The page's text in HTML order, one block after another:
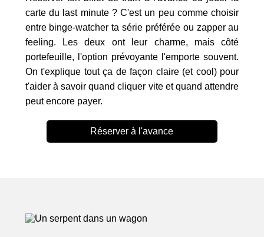
carte du last minute ? C'est un peu comme choisir
entre binge-watcher ta série préférée ou zapper au
feeling. Les deux ont leur charme, mais côté
portefeuille, l'option prévoyante l'emporte souvent.
On t'explique tout ça de façon claire (et cool) pour
t'aider à savoir quand cliquer vite et quand attendre
peut encore payer.
Réserver à l'avance